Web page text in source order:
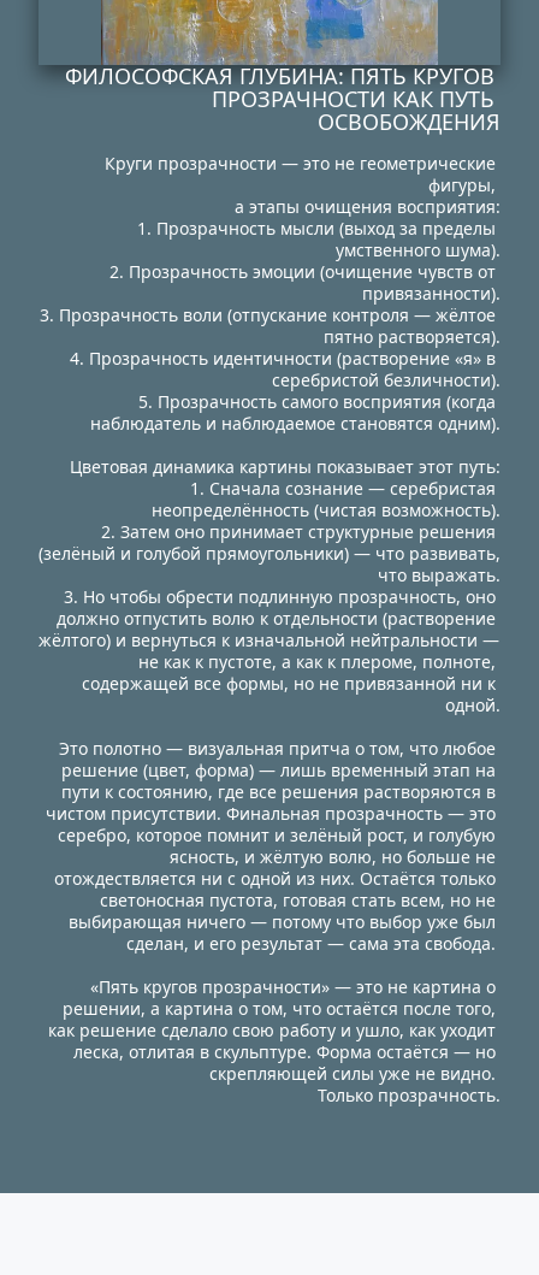
ФИЛОСОФСКАЯ ГЛУБИНА: ПЯТЬ КРУГОВ
ПРОЗРАЧНОСТИ КАК ПУТЬ
ОСВОБОЖДЕНИЯ
Круги прозрачности — это не геометрические
фигуры,
а этапы очищения восприятия:
1. Прозрачность мысли (выход за пределы
умственного шума).
2. Прозрачность эмоции (очищение чувств от
привязанности).
3. Прозрачность воли (отпускание контроля — жёлтое
пятно растворяется).
4. Прозрачность идентичности (растворение «я» в
серебристой безличности).
5. Прозрачность самого восприятия (когда
наблюдатель и наблюдаемое становятся одним).
Цветовая динамика картины показывает этот путь:
1. Сначала сознание — серебристая
неопределённость (чистая возможность).
2. Затем оно принимает структурные решения
(зелёный и голубой прямоугольники) — что развивать,
что выражать.
3. Но чтобы обрести подлинную прозрачность, оно
должно отпустить волю к отдельности (растворение
жёлтого) и вернуться к изначальной нейтральности —
не как к пустоте, а как к плероме, полноте,
содержащей все формы, но не привязанной ни к
одной.
Это полотно — визуальная притча о том, что любое
решение (цвет, форма) — лишь временный этап на
пути к состоянию, где все решения растворяются в
чистом присутствии. Финальная прозрачность — это
серебро, которое помнит и зелёный рост, и голубую
ясность, и жёлтую волю, но больше не
отождествляется ни с одной из них. Остаётся только
светоносная пустота, готовая стать всем, но не
выбирающая ничего — потому что выбор уже был
сделан, и его результат — сама эта свобода.
«Пять кругов прозрачности» — это не картина о
решении, а картина о том, что остаётся после того,
как решение сделало свою работу и ушло, как уходит
леска, отлитая в скульптуре. Форма остаётся — но
скрепляющей силы уже не видно.
Только прозрачность.